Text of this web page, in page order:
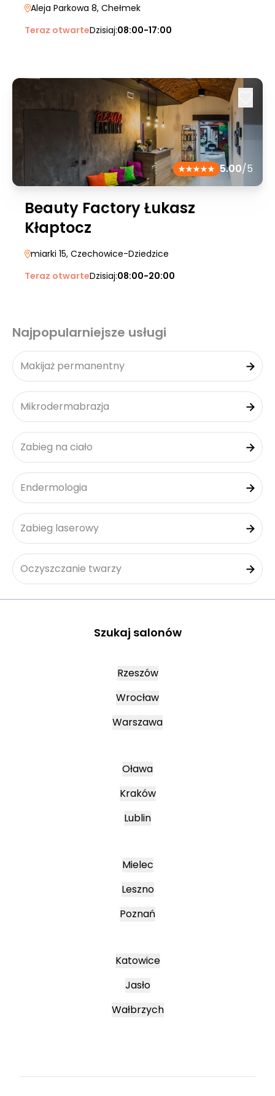
Aleja Parkowa 8, Chełmek
Teraz otwarteDzisiaj:08:00-17:00
5.00/5
Beauty Factory Łukasz
Kłaptocz
miarki 15, Czechowice-Dziedzice
Teraz otwarteDzisiaj:08:00-20:00
Najpopularniejsze usługi
Makijaż permanentny
Mikrodermabrazja
Zabieg na ciało
Endermologia
Zabieg laserowy
Oczyszczanie twarzy
Szukaj salonów
Rzeszów
Wrocław
Warszawa
Oława
Kraków
Lublin
Mielec
Leszno
Poznań
Katowice
Jasło
Wałbrzych